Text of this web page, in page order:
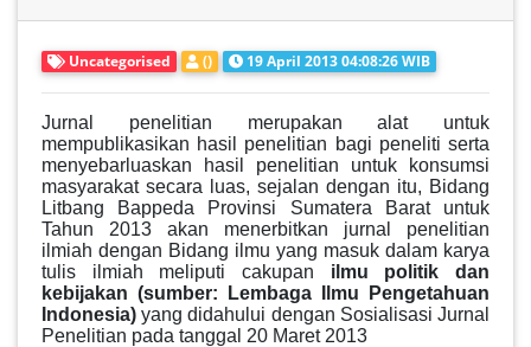
Uncategorised () 19 April 2013 04:08:26 WIB
Jurnal penelitian merupakan alat untuk
mempublikasikan hasil penelitian bagi peneliti serta
menyebarluaskan hasil penelitian untuk konsumsi
masyarakat secara luas, sejalan dengan itu, Bidang
Litbang Bappeda Provinsi Sumatera Barat untuk
Tahun 2013 akan menerbitkan jurnal penelitian
ilmiah dengan Bidang ilmu yang masuk dalam karya
tulis ilmiah meliputi cakupan ilmu politik dan
kebijakan (sumber: Lembaga Ilmu Pengetahuan
Indonesia)yang didahului dengan Sosialisasi Jurnal
Penelitian pada tanggal 20 Maret 2013